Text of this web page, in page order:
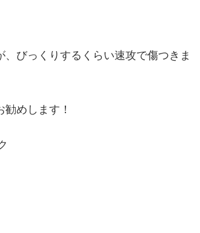
びっくりするくらい速攻で傷つきま
めします！